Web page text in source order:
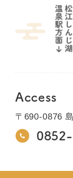
Access
〒690-0876